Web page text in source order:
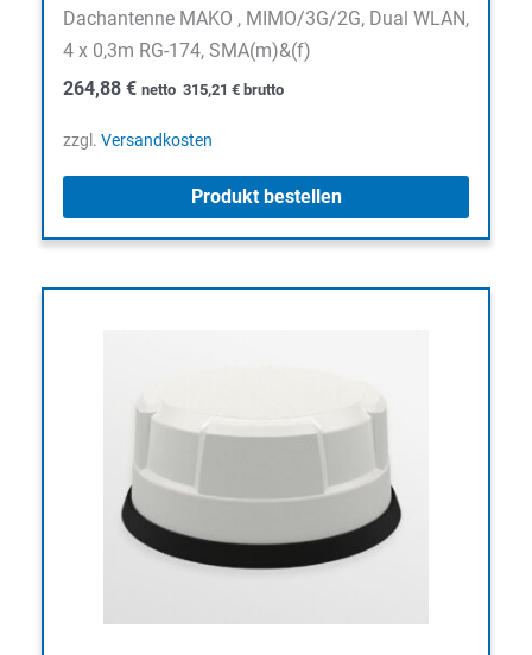
Dachantenne MAKO , MIMO/3G/2G, Dual WLAN,
4 x 0,3m RG-174, SMA(m)&(f)
264,88 € netto 315,21 € brutto
zzgl. Versandkosten
Produkt bestellen